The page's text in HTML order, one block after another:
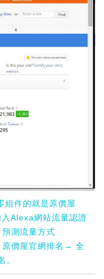
組件的就是原價屋
Alexa網站流量認證
測流量方式
價屋官網排名→ 全
。